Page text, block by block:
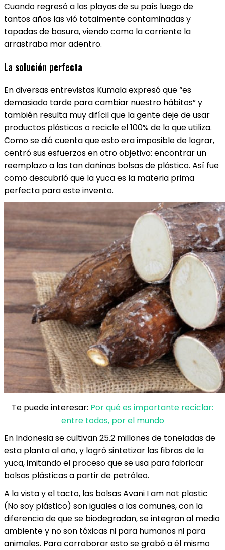
Cuando regresó a las playas de su país luego de
tantos años las vió totalmente contaminadas y
tapadas de basura, viendo como la corriente la
arrastraba mar adentro.
La solución perfecta
En diversas entrevistas Kumala expresó que “es
demasiado tarde para cambiar nuestro hábitos” y
también resulta muy difícil que la gente deje de usar
productos plásticos o recicle el 100% de lo que utiliza.
Como se dió cuenta que esto era imposible de lograr,
centró sus esfuerzos en otro objetivo: encontrar un
reemplazo a las tan dañinas bolsas de plástico. Así fue
como descubrió que la yuca es la materia prima
perfecta para este invento.
Te puede interesar: Por qué es importante reciclar:
entre todos, por el mundo
En Indonesia se cultivan 25.2 millones de toneladas de
esta planta al año, y logró sintetizar las fibras de la
yuca, imitando el proceso que se usa para fabricar
bolsas plásticas a partir de petróleo.
A la vista y el tacto, las bolsas Avani I am not plastic
(No soy plástico) son iguales a las comunes, con la
diferencia de que se biodegradan, se integran al medio
ambiente y no son tóxicas ni para humanos ni para
animales. Para corroborar esto se grabó a él mismo